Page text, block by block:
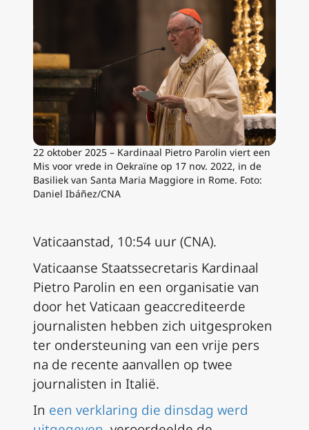
22 oktober 2025 – Kardinaal Pietro Parolin viert een
Mis voor vrede in Oekraïne op 17 nov. 2022, in de
Basiliek van Santa Maria Maggiore in Rome. Foto:
Daniel Ibáñez/CNA
Vaticaanstad, 10:54 uur (CNA).
Vaticaanse Staatssecretaris Kardinaal
Pietro Parolin en een organisatie van
door het Vaticaan geaccrediteerde
journalisten hebben zich uitgesproken
ter ondersteuning van een vrije pers
na de recente aanvallen op twee
journalisten in Italië.
In een verklaring die dinsdag werd